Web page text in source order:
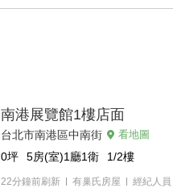
南港展覽館1樓店面
台北市南港區中南街 看地圖
0坪 5房(室)1廳1衛 1/2樓
22分鐘前刷新 有巢氏房屋 經紀人員